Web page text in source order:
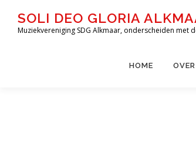
SOLI DEO GLORIA
Muziekvereniging SDG Alkmaar, onderscheiden met
HOME